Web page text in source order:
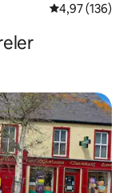
5 üzerinden
4,97 (136)
arasında